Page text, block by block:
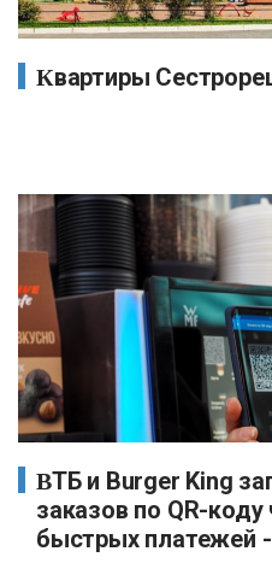
Квартиры
ВТБ и Burger King запустили оплату
заказов по QR-
быстрых платежей